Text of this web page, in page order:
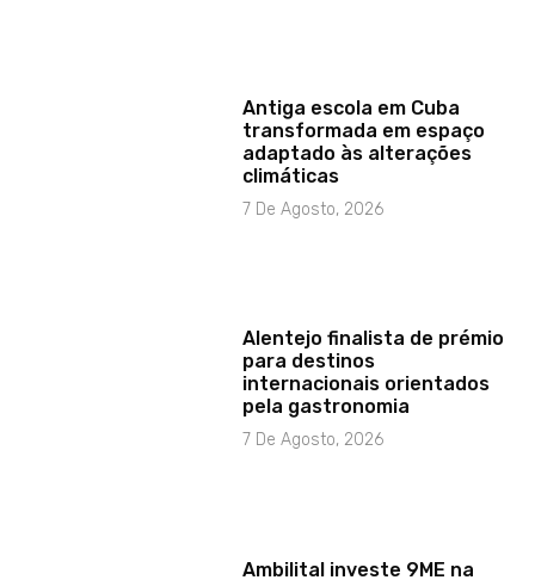
Antiga escola em Cuba
transformada em espaço
adaptado às alterações
climáticas
7 De Agosto, 2026
Alentejo finalista de prémio
para destinos
internacionais orientados
pela gastronomia
7 De Agosto, 2026
Ambilital investe 9ME na